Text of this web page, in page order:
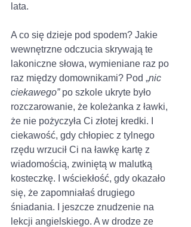
lata.
A co się dzieje pod spodem? Jakie
wewnętrzne odczucia skrywają te
lakoniczne słowa, wymieniane raz po
raz między domownikami? Pod „nic
ciekawego” po szkole ukryte było
rozczarowanie, że koleżanka z ławki,
że nie pożyczyła Ci złotej kredki. I
ciekawość, gdy chłopiec z tylnego
rzędu wrzucił Ci na ławkę kartę z
wiadomością, zwiniętą w malutką
kosteczkę. I wściekłość, gdy okazało
się, że zapomniałaś drugiego
śniadania. I jeszcze znudzenie na
lekcji angielskiego. A w drodze ze